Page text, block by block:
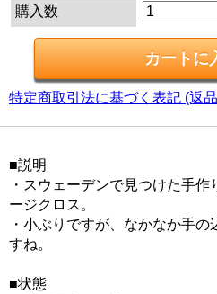
購入数
特定商取引法に基づく表記 (返
■説明
・スウェーデンで見つけた手
ージクロス。
・小ぶりですが、なかなか手
すね。
■状態